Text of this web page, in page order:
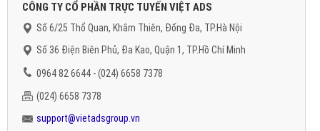
CÔNG TY CỔ PHẦN TRỰC TUYẾN VIỆT ADS
Số 6/25 Thổ Quan, Khâm Thiên, Đống Đa, TP.Hà Nội
Số 36 Điện Biên Phủ, Đa Kao, Quận 1, TP.Hồ Chí Minh
0964 82 6644 - (024) 6658 7378
(024) 6658 7378
support@vietadsgroup.vn